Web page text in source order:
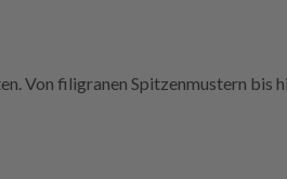
Von filigranen Spitzenmustern